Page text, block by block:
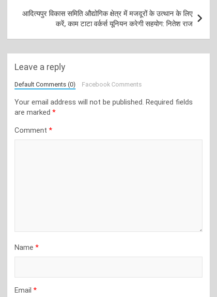
आदित्यपुर विकास समिति औद्योगिक क्षेत्र में मजदूरों के उत्थान के लिए
करें, काम टाटा वर्कर्स यूनियन करेगी सहयोग: नितेश राज
Leave a reply
Default Comments (0) Facebook Comments
Your email address will not be published. Required fields
are marked *
Comment *
Name *
Email *